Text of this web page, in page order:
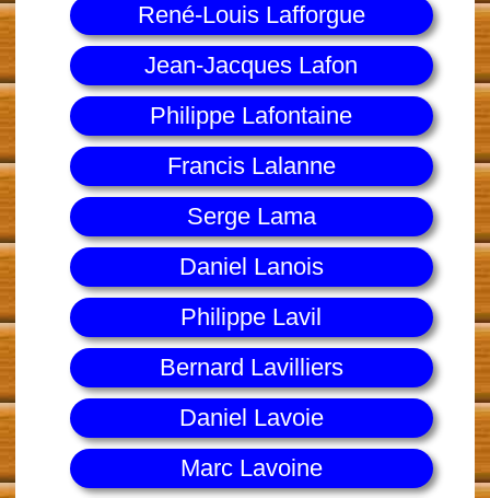
René-Louis Lafforgue
Jean-Jacques Lafon
Philippe Lafontaine
Francis Lalanne
Serge Lama
Daniel Lanois
Philippe Lavil
Bernard Lavilliers
Daniel Lavoie
Marc Lavoine